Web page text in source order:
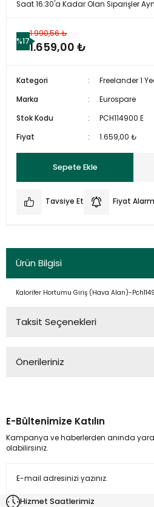
Saat 16:30'a Kadar Olan Siparişler
%17
1.990,56 ₺
1.659,00 ₺
Kategori
Freelander 1
Marka
Eurospare
Stok Kodu
PCH114900 E
Fiyat
1.659,00 ₺
Sepete Ekle
Tavsiye Et Fiyat
Ürün Bilgisi
Kalorifer Hortumu Giriş (Hava Alan)-
Taksit Seçenekleri
Önerileriniz
kullanarak tarafımıza iletebilirsiniz.
Görüş ve önerileriniz için teşekkür
Ürün açıklamasında eksik bilgiler
E-Bültenimize Katılın
Kampanya ve haberlerden anında
olabilirsiniz.
Hizmet Saatlerimiz